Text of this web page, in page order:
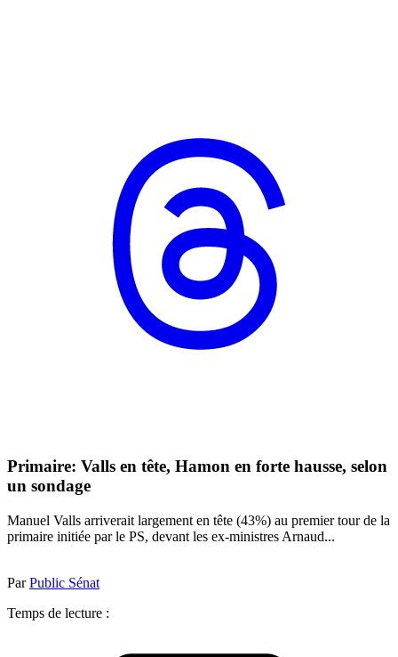
Primaire: Valls en tête, Hamon en forte hausse, selon
un sondage
Manuel Valls arriverait largement en tête (43%) au premier tour de la
primaire initiée par le PS, devant les ex-ministres Arnaud...
ParPublic Sénat
Temps de lecture :